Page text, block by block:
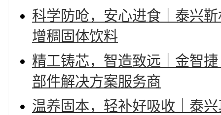
科学防呛，安心进食｜泰兴
增稠固体饮料
精工铸芯，智造致远｜金智
部件解决方案服务商
温养固本，轻补好吸收｜泰